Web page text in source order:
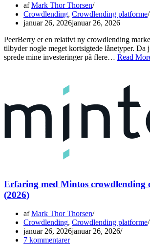
afMark Thor Thorsen
Crowdlending, Crowdlending platforme
januar 26, 2026januar 26, 2026
PeerBerry er en relativt ny crowdlending
tilbyder nogle meget kortsigtede lånetyper. Da
sprede mine investeringer på flere… Read
Erfaring med Mintos crowdlending
(2026)
afMark Thor Thorsen
Crowdlending, Crowdlending platforme
januar 26, 2026januar 26, 2026
7 kommentarer